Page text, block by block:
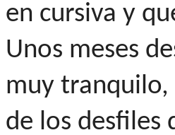
en cursiva y
Unos meses
muy tranquilo,
de los desfiles